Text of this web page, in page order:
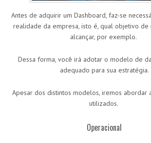
Antes de adquirir um Dashboard, faz-se
realidade da empresa, isto é, qual objetivo de
alcançar, por exemplo.
Dessa forma, você irá adotar o modelo de
adequado para sua estratégia.
Apesar dos distintos modelos, iremos abordar
utilizados.
Operacional